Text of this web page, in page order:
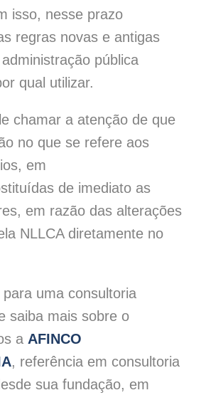
isso, nesse prazo
regras novas e antigas
pública
qual utilizar.
chamar a atenção de que
no que se refere aos
em
de imediato as
em razão das alterações
NLLCA diretamente no
para uma consultoria
saiba mais sobre o
a AFINCO
, referência em consultoria
sua fundação, em